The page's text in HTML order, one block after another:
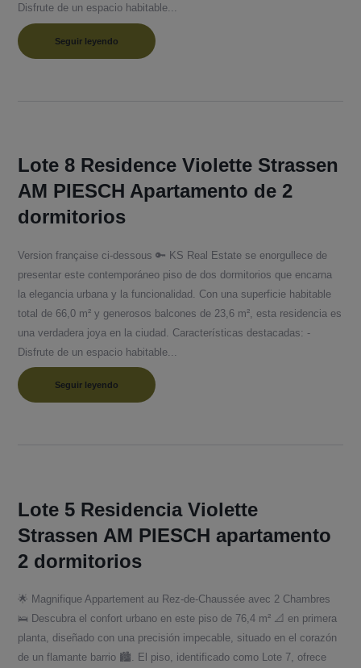
Disfrute de un espacio habitable...
Seguir leyendo
Lote 8 Residence Violette Strassen
AM PIESCH Apartamento de 2
dormitorios
Version française ci-dessous 🔑 KS Real Estate se enorgullece de
presentar este contemporáneo piso de dos dormitorios que encarna
la elegancia urbana y la funcionalidad. Con una superficie habitable
total de 66,0 m² y generosos balcones de 23,6 m², esta residencia es
una verdadera joya en la ciudad. Características destacadas: -
Disfrute de un espacio habitable...
Seguir leyendo
Lote 5 Residencia Violette
Strassen AM PIESCH apartamento
2 dormitorios
🌟 Magnifique Appartement au Rez-de-Chaussée avec 2 Chambres
🛌 Descubra el confort urbano en este piso de 76,4 m² 📐 en primera
planta, diseñado con una precisión impecable, situado en el corazón
de un flamante barrio 🏙️. El piso, identificado como Lote 7, ofrece